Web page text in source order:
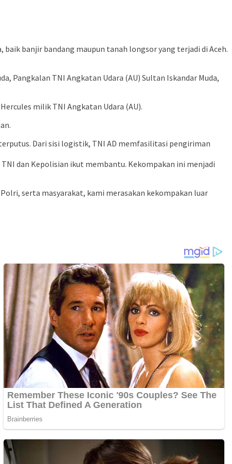
banjir bandang maupun tanah longsor yang terjadi di Aceh.
Pangkalan TNI Angkatan Udara (AU) Sultan Iskandar Muda,
milik TNI Angkatan Udara (AU).
Dari sisi logistik, TNI AD memfasilitasi pengiriman
dan Kepolisian ikut membantu. Kekompakan ini menjadi
serta masyarakat, kami merasakan kekompakan luar